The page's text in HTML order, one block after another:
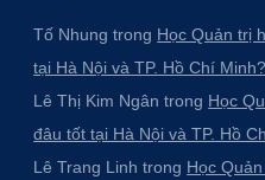
Tố Nhung trong Học Quản trị
tại Hà Nội và TP. Hồ Chí Minh?
Lê Thị Kim Ngân trong Học
đâu tốt tại Hà Nội và TP. Hồ
Lê Trang Linh trong Học